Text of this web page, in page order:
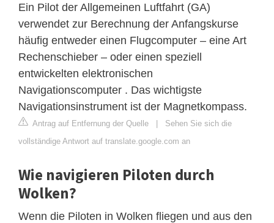
Ein Pilot der Allgemeinen Luftfahrt (GA)
verwendet zur Berechnung der Anfangskurse
häufig entweder einen Flugcomputer – eine Art
Rechenschieber – oder einen speziell
entwickelten elektronischen
Navigationscomputer . Das wichtigste
Navigationsinstrument ist der Magnetkompass.
Antrag auf Entfernung der Quelle | Sehen Sie sich die
vollständige Antwort auf translate.google.com an
Wie navigieren Piloten durch
Wolken?
Wenn die Piloten in Wolken fliegen und aus den